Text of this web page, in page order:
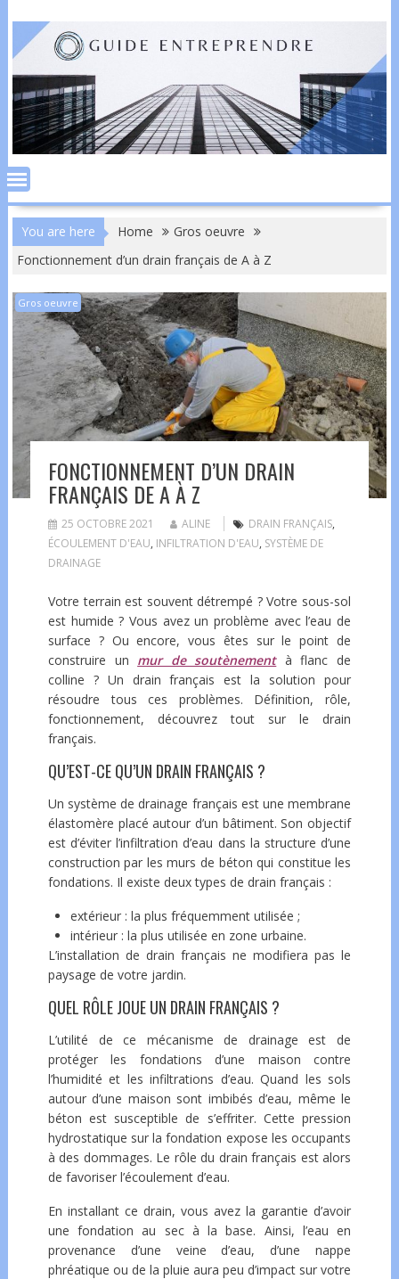
content
You are here Home
Gros oeuvre
Fonctionnement d’un drain français de A à Z
Gros oeuvre
FONCTIONNEMENT D’UN DRAIN
FRANÇAIS DE A À Z
25 OCTOBRE 2021 ALINE DRAIN FRANÇAIS,
ÉCOULEMENT D'EAU, INFILTRATION D'EAU, SYSTÈME DE
DRAINAGE
Votre terrain est souvent détrempé ? Votre sous-sol
est humide ? Vous avez un problème avec l’eau de
surface ? Ou encore, vous êtes sur le point de
construire un mur de soutènementà flanc de
colline ? Un drain français est la solution pour
résoudre tous ces problèmes. Définition, rôle,
fonctionnement, découvrez tout sur le drain
français.
QU’EST-CE QU’UN DRAIN FRANÇAIS ?
Un système de drainage français est une membrane
élastomère placé autour d’un bâtiment. Son objectif
est d’éviter l’infiltration d’eau dans la structure d’une
construction par les murs de béton qui constitue les
fondations. Il existe deux types de drain français :
extérieur : la plus fréquemment utilisée ;
intérieur : la plus utilisée en zone urbaine.
L’installation de drain français ne modifiera pas le
paysage de votre jardin.
QUEL RÔLE JOUE UN DRAIN FRANÇAIS ?
L’utilité de ce mécanisme de drainage est de
protéger les fondations d’une maison contre
l’humidité et les infiltrations d’eau. Quand les sols
autour d’une maison sont imbibés d’eau, même le
béton est susceptible de s’effriter. Cette pression
hydrostatique sur la fondation expose les occupants
à des dommages. Le rôle du drain français est alors
de favoriser l’écoulement d’eau.
En installant ce drain, vous avez la garantie d’avoir
une fondation au sec à la base. Ainsi, l’eau en
provenance d’une veine d’eau, d’une nappe
phréatique ou de la pluie aura peu d’impact sur votre